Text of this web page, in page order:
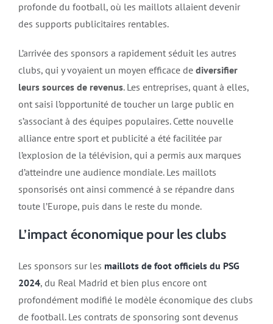
profonde du football, où les maillots allaient devenir
des supports publicitaires rentables.
L’arrivée des sponsors a rapidement séduit les autres
clubs, qui y voyaient un moyen efficace de diversifier
leurs sources de revenus. Les entreprises, quant à elles,
ont saisi l’opportunité de toucher un large public en
s’associant à des équipes populaires. Cette nouvelle
alliance entre sport et publicité a été facilitée par
l’explosion de la télévision, qui a permis aux marques
d’atteindre une audience mondiale. Les maillots
sponsorisés ont ainsi commencé à se répandre dans
toute l’Europe, puis dans le reste du monde.
L’impact économique pour les clubs
Les sponsors sur les maillots de foot officiels du PSG
2024, du Real Madrid et bien plus encore ont
profondément modifié le modèle économique des clubs
de football. Les contrats de sponsoring sont devenus